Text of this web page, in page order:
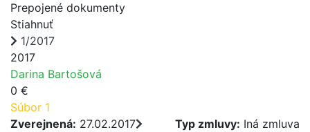
Prepojené dokumenty
Stiahnuť
1/2017
2017
Darina Bartošová
0 €
Súbor 1
Zverejnená: 27.02.2017 Typ zmluvy: Iná zmluva